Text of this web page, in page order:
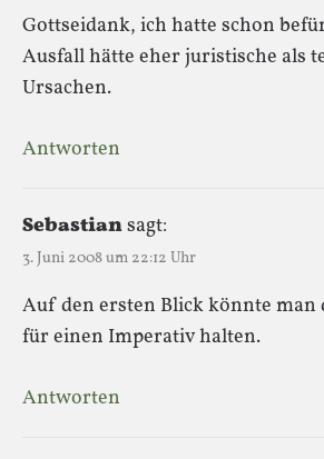
Gottseidank, ich hatte schon
Ausfall hätte eher juristische als
Ursachen.
Antworten
Sebastiansagt:
3. Juni 2008 um 22:12 Uhr
Auf den ersten Blick könnte man
für einen Imperativ halten.
Antworten